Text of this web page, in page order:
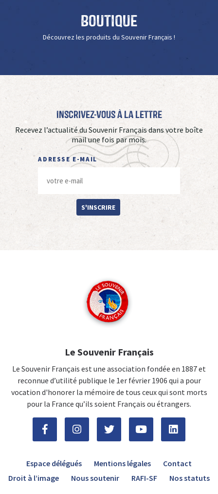
Boutique
Découvrez les produits du Souvenir Français !
Inscrivez-vous à La Lettre
Recevez l’actualité du Souvenir Français dans votre boîte
mail une fois par mois.
ADRESSE E-MAIL
S'INSCRIRE
Le Souvenir Français
Le Souvenir Français est une association fondée en 1887 et
reconnue d’utilité publique le 1er février 1906 qui a pour
vocation d'honorer la mémoire de tous ceux qui sont morts
pour la France qu’ils soient Français ou étrangers.
Espace délégués Mentions légales
Contact
Droit à l’image
Nous soutenir RAFI-SF Nos statuts